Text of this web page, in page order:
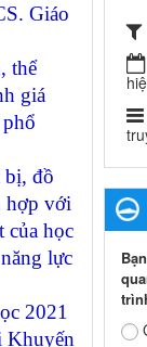
Giáo
thể
giá
bị, đồ
hợp với
của học
lực
2021
Khuyến
Tổ
Tổ
cây
dục
Tổ